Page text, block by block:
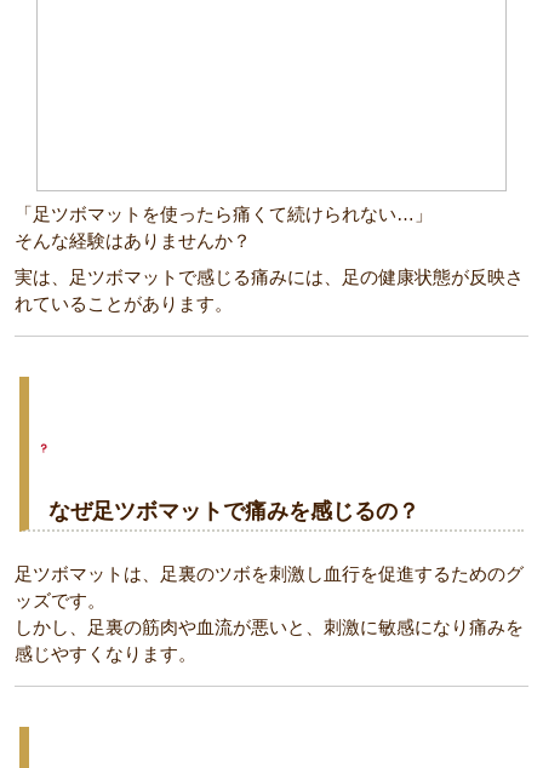
「足ツボマットを使ったら痛くて続けられない…」
そんな経験はありませんか？
実は、足ツボマットで感じる痛みには、足の健康状態が反映さ
れていることがあります。
なぜ足ツボマットで痛みを感じるの？
足ツボマットは、足裏のツボを刺激し血行を促進するためのグ
ッズです。
しかし、足裏の筋肉や血流が悪いと、刺激に敏感になり痛みを
感じやすくなります。